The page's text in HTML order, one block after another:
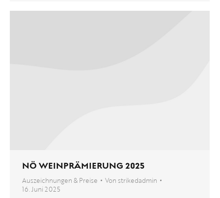
NÖ WEINPRÄMIERUNG 2025
Auszeichnungen & Preise Von strikedadmin
16. Juni 2025